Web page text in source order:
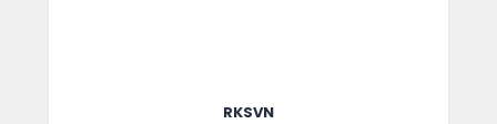
RKSVN